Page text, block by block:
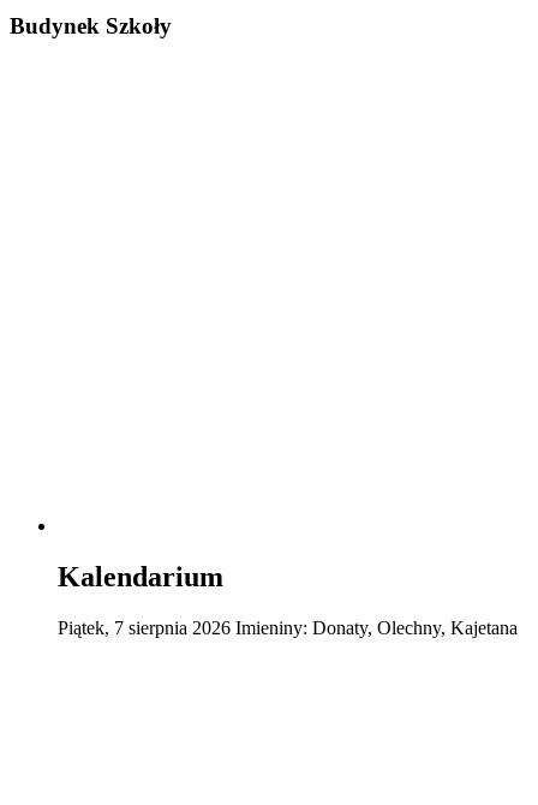
Budynek Szkoły
Kalendarium
Piątek, 7 sierpnia 2026 Imieniny: Donaty, Olechny, Kajetana